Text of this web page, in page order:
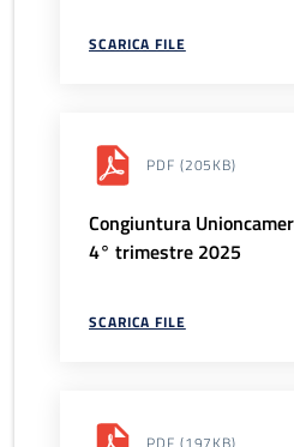
SCARICA FILE
PDF (205KB)
Congiuntura
4° trimestre 2025
SCARICA FILE